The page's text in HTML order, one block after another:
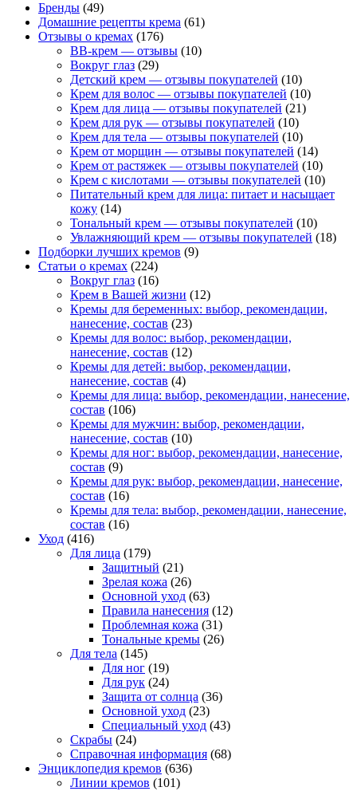
Бренды (49)
Домашние рецепты крема (61)
Отзывы о кремах (176)
BB-крем — отзывы (10)
Вокруг глаз (29)
Детский крем — отзывы покупателей (10)
Крем для волос — отзывы покупателей (10)
Крем для лица — отзывы покупателей (21)
Крем для рук — отзывы покупателей (10)
Крем для тела — отзывы покупателей (10)
Крем от морщин — отзывы покупателей (14)
Крем от растяжек — отзывы покупателей (10)
Крем с кислотами — отзывы покупателей (10)
Питательный крем для лица: питает и насыщает
кожу (14)
Тональный крем — отзывы покупателей (10)
Увлажняющий крем — отзывы покупателей (18)
Подборки лучших кремов (9)
Статьи о кремах (224)
Вокруг глаз (16)
Крем в Вашей жизни (12)
Кремы для беременных: выбор, рекомендации,
нанесение, состав (23)
Кремы для волос: выбор, рекомендации,
нанесение, состав (12)
Кремы для детей: выбор, рекомендации,
нанесение, состав (4)
Кремы для лица: выбор, рекомендации, нанесение,
состав (106)
Кремы для мужчин: выбор, рекомендации,
нанесение, состав (10)
Кремы для ног: выбор, рекомендации, нанесение,
состав (9)
Кремы для рук: выбор, рекомендации, нанесение,
состав (16)
Кремы для тела: выбор, рекомендации, нанесение,
состав (16)
Уход (416)
Для лица (179)
Защитный (21)
Зрелая кожа (26)
Основной уход (63)
Правила нанесения (12)
Проблемная кожа (31)
Тональные кремы (26)
Для тела (145)
Для ног (19)
Для рук (24)
Защита от солнца (36)
Основной уход (23)
Специальный уход (43)
Скрабы (24)
Справочная информация (68)
Энциклопедия кремов (636)
Линии кремов (101)